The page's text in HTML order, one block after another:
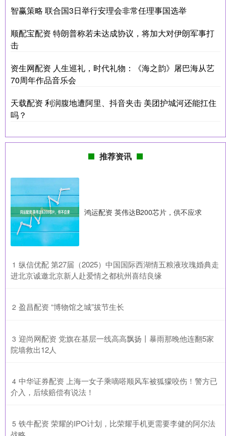
智赢策略 联合国3日举行安理会非常任理事国选举
顺配宝配资 特朗普称若未达成协议，将加大对伊朗军事打
击
资生网配资 人生巡礼，时代礼物：《海之韵》屠巴海从艺
70周年作品音乐会
天载配资 利润腹地遭阿里、抖音夹击 美团护城河还能扛住
吗？
推荐资讯
鸿运配资 英伟达B200芯片，供不应求
1 ​纵信优配 第27届（2025）中国国际西湖情五粮液玫瑰婚典走
进北京诚邀北京新人赴爱情之都杭州喜结良缘
2 ​盈昌配资 “博物馆之城”拔节生长
3 ​迎尚网配资 党旗在基层一线高高飘扬丨暴雨那晚他连翻5家
院墙救出12人
4 ​中华证券配资 上海一女子乘嘀嗒顺风车被狐獴咬伤！警方已
介入，后续赔偿有说法！
5 ​铁牛配资 荣耀的IPO计划，比荣耀手机更需要李健的阿尔法